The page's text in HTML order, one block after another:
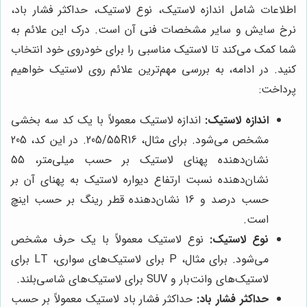
اطلاعات شامل اندازه لاستیک، نوع لاستیک، حداکثر فشار باد،
نرخ سایش و سایر مشخصات فنی آن است. درک این علائم به
شما کمک می‌کند تا لاستیک مناسبی را برای خودروی خود انتخاب
کنید. در ادامه، به بررسی مهم‌ترین علائم روی لاستیک خواهیم
پرداخت:
اندازه لاستیک: اندازه لاستیک معمولاً با یک کد سه بخشی
مشخص می‌شود. برای مثال، 205/55R16. در این کد، 205
نشان‌دهنده پهنای لاستیک بر حسب میلی‌متر، 55
نشان‌دهنده نسبت ارتفاع دیواره لاستیک به پهنای آن بر
حسب درصد و 16 نشان‌دهنده قطر رینگ بر حسب اینچ
است.
نوع لاستیک: نوع لاستیک معمولاً با یک حرف مشخص
می‌شود. برای مثال، P برای لاستیک‌های سواری، LT برای
لاستیک‌های وانت‌بار و SUV برای لاستیک‌های شاسی‌بلند.
حداکثر فشار باد: حداکثر فشار باد لاستیک معمولاً بر حسب